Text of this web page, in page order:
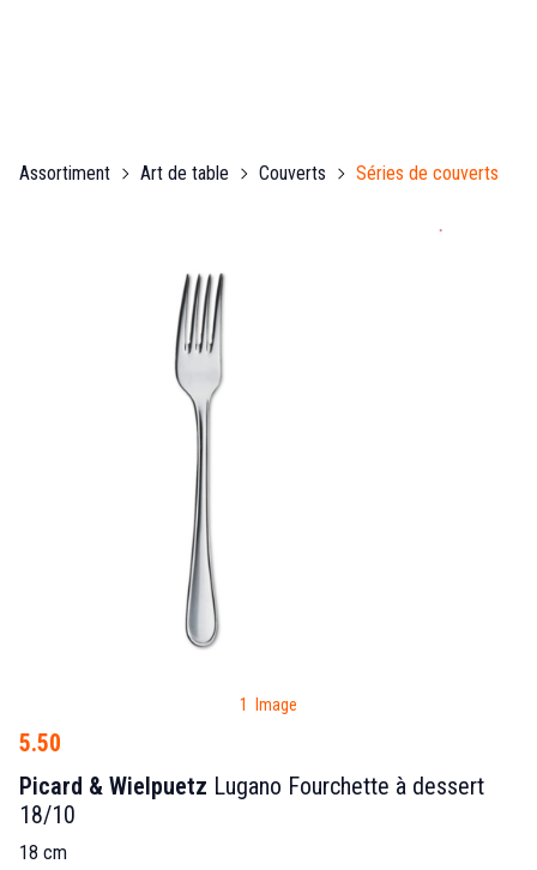
Assortiment Art de table Couverts Séries de couverts
1 Image
5.50
Picard & Wielpuetz Lugano Fourchette à dessert
18/10
18 cm